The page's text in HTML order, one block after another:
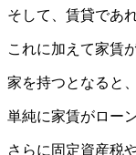
そして、賃貸であれ
これに加えて家賃
家を持つとなると、
単純に家賃がロー
さらに固定資産税